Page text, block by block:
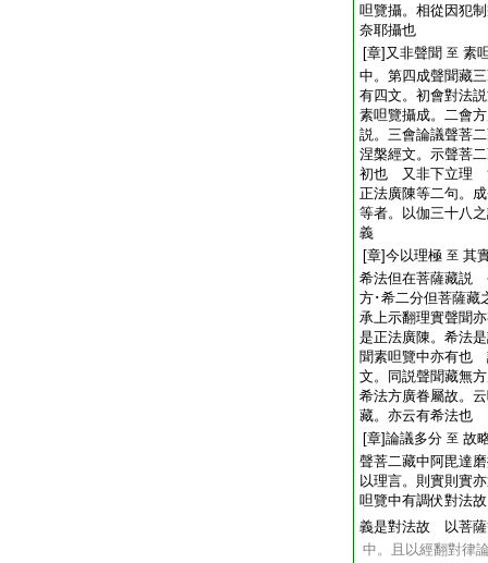
呾覽攝。相從因犯
奈耶攝也
[章]又非聲聞 至 素
中。第四成聲聞藏
有四文。初會對法
素呾覽攝成。二會
説。三會論議聲菩
涅槃經文。示聲菩
初也 又非下立理
正法廣陳等二句。
等者。以伽三十八
義
[章]今以理極 至 其
希法但在菩薩藏説
方･希二分但菩薩
承上示翻理實聲聞
是正法廣陳。希法
聞素呾覽中亦有也
文。同説聲聞藏無
希法方廣眷屬故。
藏。亦云有希法也
[章]論議多分 至 故
聲菩二藏中阿毘達
以理言。則實則實
呾覽中有調伏對法
義是對法故 以菩薩
中。且以經翻對律